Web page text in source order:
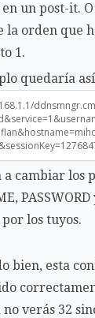
un post-it.
la orden que
1.
quedaría
a cambiar los
los tuyos.
bien, esta
verás 32